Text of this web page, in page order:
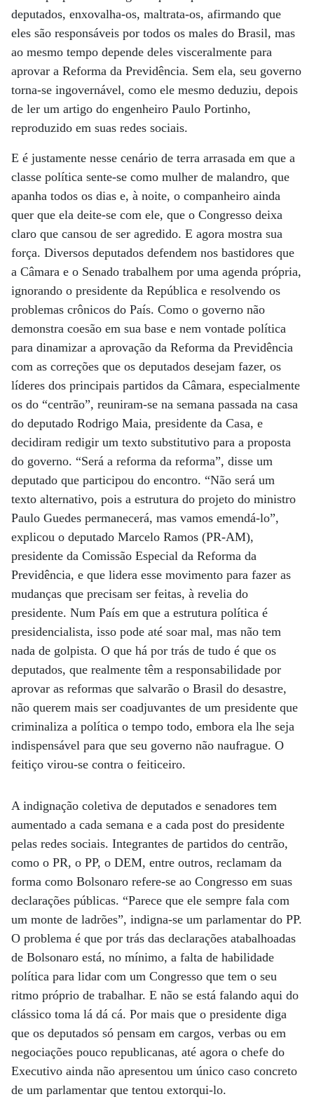
deputados, enxovalha-os, maltrata-os, afirmando que
eles são responsáveis por todos os males do Brasil, mas
ao mesmo tempo depende deles visceralmente para
aprovar a Reforma da Previdência. Sem ela, seu governo
torna-se ingovernável, como ele mesmo deduziu, depois
de ler um artigo do engenheiro Paulo Portinho,
reproduzido em suas redes sociais.
E é justamente nesse cenário de terra arrasada em que a
classe política sente-se como mulher de malandro, que
apanha todos os dias e, à noite, o companheiro ainda
quer que ela deite-se com ele, que o Congresso deixa
claro que cansou de ser agredido. E agora mostra sua
força. Diversos deputados defendem nos bastidores que
a Câmara e o Senado trabalhem por uma agenda própria,
ignorando o presidente da República e resolvendo os
problemas crônicos do País. Como o governo não
demonstra coesão em sua base e nem vontade política
para dinamizar a aprovação da Reforma da Previdência
com as correções que os deputados desejam fazer, os
líderes dos principais partidos da Câmara, especialmente
os do “centrão”, reuniram-se na semana passada na casa
do deputado Rodrigo Maia, presidente da Casa, e
decidiram redigir um texto substitutivo para a proposta
do governo. “Será a reforma da reforma”, disse um
deputado que participou do encontro. “Não será um
texto alternativo, pois a estrutura do projeto do ministro
Paulo Guedes permanecerá, mas vamos emendá-lo”,
explicou o deputado Marcelo Ramos (PR-AM),
presidente da Comissão Especial da Reforma da
Previdência, e que lidera esse movimento para fazer as
mudanças que precisam ser feitas, à revelia do
presidente. Num País em que a estrutura política é
presidencialista, isso pode até soar mal, mas não tem
nada de golpista. O que há por trás de tudo é que os
deputados, que realmente têm a responsabilidade por
aprovar as reformas que salvarão o Brasil do desastre,
não querem mais ser coadjuvantes de um presidente que
criminaliza a política o tempo todo, embora ela lhe seja
indispensável para que seu governo não naufrague. O
feitiço virou-se contra o feiticeiro.
A indignação coletiva de deputados e senadores tem
aumentado a cada semana e a cada post do presidente
pelas redes sociais. Integrantes de partidos do centrão,
como o PR, o PP, o DEM, entre outros, reclamam da
forma como Bolsonaro refere-se ao Congresso em suas
declarações públicas. “Parece que ele sempre fala com
um monte de ladrões”, indigna-se um parlamentar do PP.
O problema é que por trás das declarações atabalhoadas
de Bolsonaro está, no mínimo, a falta de habilidade
política para lidar com um Congresso que tem o seu
ritmo próprio de trabalhar. E não se está falando aqui do
clássico toma lá dá cá. Por mais que o presidente diga
que os deputados só pensam em cargos, verbas ou em
negociações pouco republicanas, até agora o chefe do
Executivo ainda não apresentou um único caso concreto
de um parlamentar que tentou extorqui-lo.